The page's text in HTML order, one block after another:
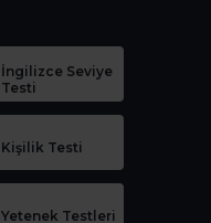
İngilizce Seviye
Testi
Kişilik Testi
Yetenek Testleri